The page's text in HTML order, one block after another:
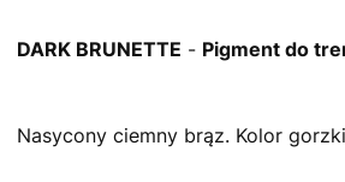
DARK BRUNETTE - Pigment do
Nasycony ciemny brąz. Kolor